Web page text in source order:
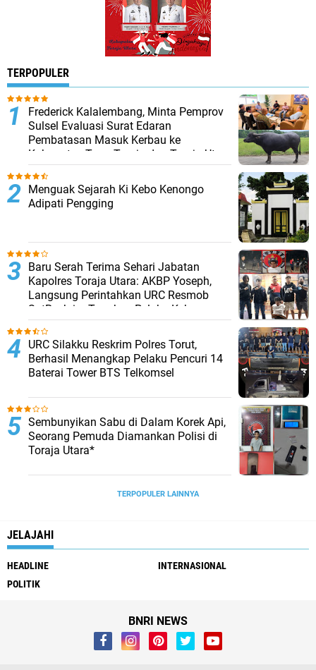
TERPOPULER
Frederick Kalalembang, Minta Pemprov
Sulsel Evaluasi Surat Edaran
Pembatasan Masuk Kerbau ke
Kabupaten Tana Toraja dan Toraja Utara
Menguak Sejarah Ki Kebo Kenongo
Adipati Pengging
Baru Serah Terima Sehari Jabatan
Kapolres Toraja Utara: AKBP Yoseph,
Langsung Perintahkan URC Resmob
SatReskrim Tangkap Pelaku Kekerasan
Seksual Anak Di Bawah Umur
URC Silakku Reskrim Polres Torut,
Berhasil Menangkap Pelaku Pencuri 14
Baterai Tower BTS Telkomsel
Sembunyikan Sabu di Dalam Korek Api,
Seorang Pemuda Diamankan Polisi di
Toraja Utara*
TERPOPULER LAINNYA
JELAJAHI
HEADLINE
INTERNASIONAL
POLITIK
BNRI NEWS